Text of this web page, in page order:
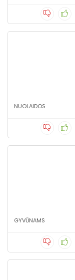
NUOLAIDOS
GYVŪNAMS